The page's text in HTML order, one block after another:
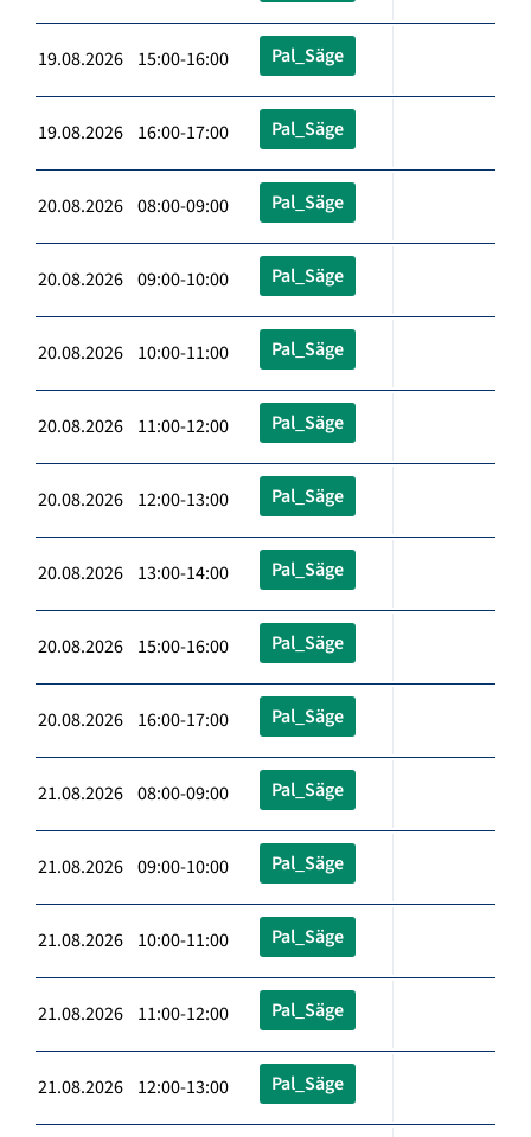
19.08.2026 15:00-16:00 Pal_Säge
19.08.2026 16:00-17:00 Pal_Säge
20.08.2026 08:00-09:00 Pal_Säge
20.08.2026 09:00-10:00 Pal_Säge
20.08.2026 10:00-11:00 Pal_Säge
20.08.2026 11:00-12:00 Pal_Säge
20.08.2026 12:00-13:00 Pal_Säge
20.08.2026 13:00-14:00 Pal_Säge
20.08.2026 15:00-16:00 Pal_Säge
20.08.2026 16:00-17:00 Pal_Säge
21.08.2026 08:00-09:00 Pal_Säge
21.08.2026 09:00-10:00 Pal_Säge
21.08.2026 10:00-11:00 Pal_Säge
21.08.2026 11:00-12:00 Pal_Säge
21.08.2026 12:00-13:00 Pal_Säge